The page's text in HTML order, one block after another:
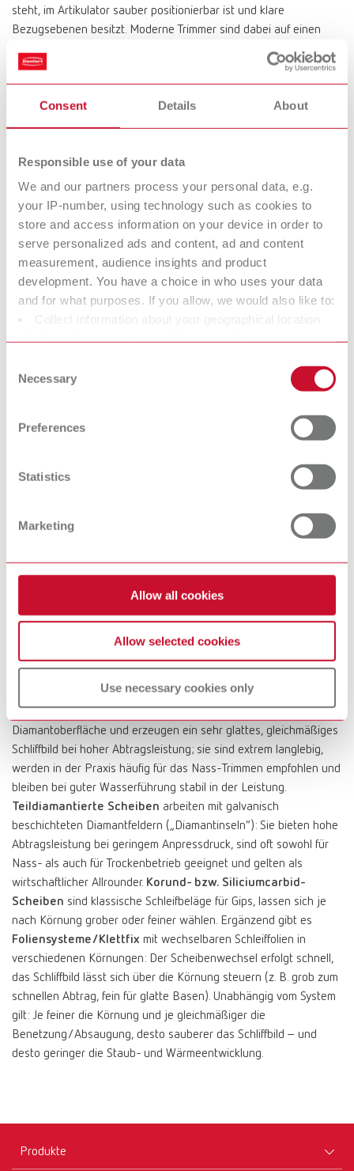
Consent Details About
Responsible use of your data
We and our partners process your personal data, e.g.
your IP-number, using technology such as cookies to
store and access information on your device in order to
serve personalized ads and content, ad and content
measurement, audience insights and product
development. You have a choice in who uses your data
and for what purposes. If you allow, we would also like to:
Collect information about your geographical location
characteristics (fingerprinting)
Find out more about how your personal data is processed
and set your preferences in the details section. You can
change or withdraw your consent any time from the
Selection
Necessary
Preferences
Statistics
Marketing
Allow all cookies
Allow selected cookies
Use necessary cookies only
steht, im Artikulator sauber positionierbar ist und klare
Bezugsebenen besitzt. Moderne Trimmer sind dabei auf einen
sicheren, sauberen Workflow ausgelegt: je nach Arbeitsweise als
Nass- oder Trockenlösung, mit ergonomischer Geräte-Neigung
für bessere Sicht, verstellbaren Auflagen/Winkeln und
durchdachten Schutz- und Spülfunktionen, die Scheibe und
Innenraum frei von Gipsresten halten.
Nacharbeit in Folgeprozessen, sichere Reproduzierbarkeit (z. B. in
KFO und Prothetik) sowie ein sauberer Arbeitsplatz durch
Wasserführung oder Absaugkonzepte.
Typische Anwendungen im Labor
Schleifwinkel, damit Dysgnathien und Ebenenbezüge
Vorbereitung für Artikulator und Splitcast: präzise, plane
Basen und saubere Übergänge, damit Modelle spannungsfrei
rotierenden Schleifscheibe: Das Modell wird auf dem Trimmertisch
geführt, während definierte Winkellinien, Anschläge oder ein
verstellbarer Tisch die Orientierung unterstützen. Für konstante
Ergebnisse sind eine gleichmäßige Führung (statt „Drücken“),
regelmäßiges Spülen bzw. Absaugen sowie Schutzmaßnahmen
(z. B. Augenschutz) entscheidend – so entstehen plane,
reproduzierbare Modellbasen als verlässliche Grundlage für alle
auf Abtrag, Schliffbild und Standzeit hat die Wahl der
, die es in unterschiedlichen Qualitäten gibt:
Volldiamantierte Scheibenbesitzen eine geschlossene
Diamantoberfläche und erzeugen ein sehr glattes, gleichmäßiges
Schliffbild bei hoher Abtragsleistung; sie sind extrem langlebig,
werden in der Praxis häufig für das Nass-Trimmen empfohlen und
bleiben bei guter Wasserführung stabil in der Leistung.
Teildiamantierte Scheiben arbeiten mit galvanisch
beschichteten Diamantfeldern („Diamantinseln“): Sie bieten hohe
Abtragsleistung bei geringem Anpressdruck, sind oft sowohl für
Nass- als auch für Trockenbetrieb geeignet und gelten als
wirtschaftlicher Allrounder. Korund- bzw. Siliciumcarbid-
Scheiben sind klassische Schleifbeläge für Gips, lassen sich je
nach Körnung grober oder feiner wählen. Ergänzend gibt es
Foliensysteme/Klettfix mit wechselbaren Schleiffolien in
verschiedenen Körnungen: Der Scheibenwechsel erfolgt schnell,
das Schliffbild lässt sich über die Körnung steuern (z. B. grob zum
schnellen Abtrag, fein für glatte Basen). Unabhängig vom System
gilt: Je feiner die Körnung und je gleichmäßiger die
Benetzung/Absaugung, desto sauberer das Schliffbild – und
desto geringer die Staub- und Wärmeentwicklung.
Produkte